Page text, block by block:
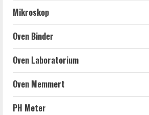
Mikroskop
Oven Binder
Oven Laboratorium
Oven Memmert
PH Meter